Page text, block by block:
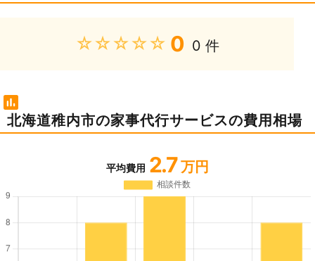
★★★★★ 0 0 件
北海道稚内市の家事代行サービスの費用相場
平均費用 2.7 万円